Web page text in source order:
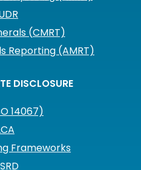
(CMRT)
Reporting (AMRT)
DISCLOSURE
14067)
Frameworks